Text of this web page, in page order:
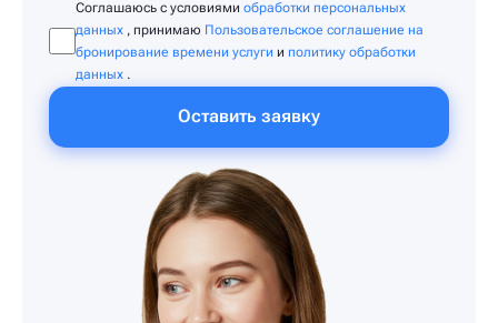
Соглашаюсь с условиями обработки персональных
данных , принимаю Пользовательское соглашение на
бронирование времени услуги и политику обработки
данных .
Оставить заявку